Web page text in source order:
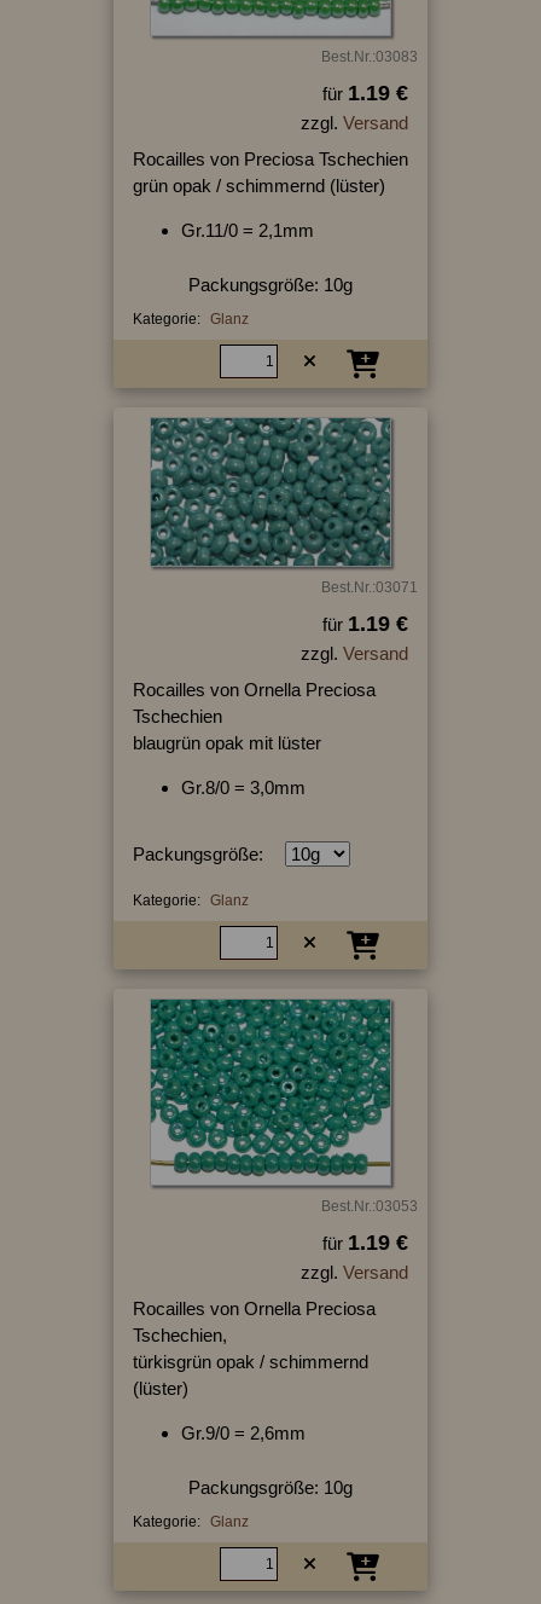
Best.Nr.:03083
für 1.19 €
zzgl. Versand
Rocailles von Preciosa Tschechien
grün opak / schimmernd (lüster)
Gr.11/0 = 2,1mm
Packungsgröße: 10g
Kategorie: Glanz
Best.Nr.:03071
für 1.19 €
zzgl. Versand
Rocailles von Ornella Preciosa
Tschechien
blaugrün opak mit lüster
Gr.8/0 = 3,0mm
Packungsgröße:
Kategorie: Glanz
Best.Nr.:03053
für 1.19 €
zzgl. Versand
Rocailles von Ornella Preciosa
Tschechien,
türkisgrün opak / schimmernd
(lüster)
Gr.9/0 = 2,6mm
Packungsgröße: 10g
Kategorie: Glanz